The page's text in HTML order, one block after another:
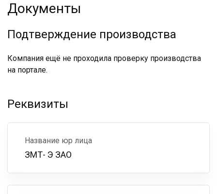
Документы
Подтверждение производства
Компания ещё не проходила проверку производства
на портале.
Реквизиты
Название юр лица
ЗМТ- Э ЗАО